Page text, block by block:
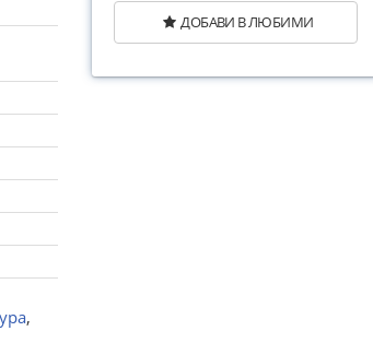
,
ДОБАВИ В ЛЮБИМИ